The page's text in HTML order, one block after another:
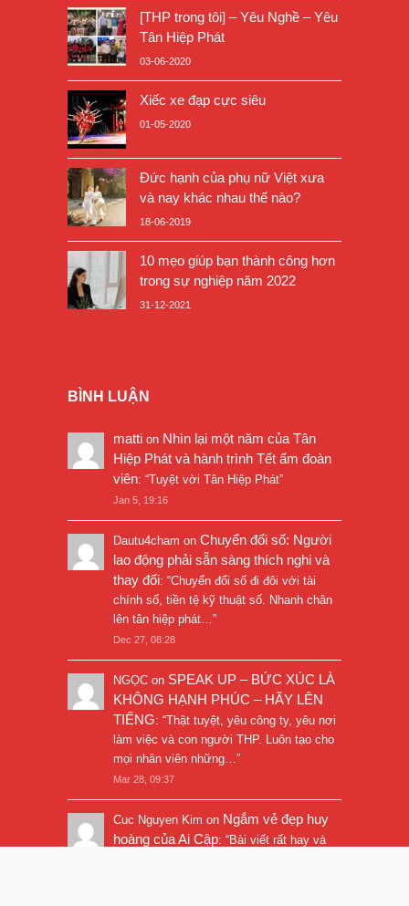
[THP trong tôi] – Yêu Nghề – Yêu
Tân Hiệp Phát
03-06-2020
Xiếc xe đạp cực siêu
01-05-2020
Đức hạnh của phụ nữ Việt xưa
và nay khác nhau thế nào?
18-06-2019
10 mẹo giúp bạn thành công hơn
trong sự nghiệp năm 2022
31-12-2021
BÌNH LUẬN
matti on Nhìn lại một năm của Tân
Hiệp Phát và hành trình Tết ấm đoàn
viên: “Tuyệt vời Tân Hiệp Phát”
Jan 5, 19:16
Dautu4cham on Chuyển đổi số: Người
lao động phải sẵn sàng thích nghi và
thay đổi: “Chuyển đổi số đi đôi với tài
chính số, tiền tệ kỹ thuật số. Nhanh chân
lên tân hiệp phát…”
Dec 27, 08:28
NGỌC on SPEAK UP – BỨC XÚC LÀ
KHÔNG HẠNH PHÚC – HÃY LÊN
TIẾNG: “Thật tuyệt, yêu công ty, yêu nơi
làm việc và con người THP. Luôn tạo cho
mọi nhân viên những…”
Mar 28, 09:37
Cuc Nguyen Kim on Ngắm vẻ đẹp huy
hoàng của Ai Cập: “Bài viết rất hay và